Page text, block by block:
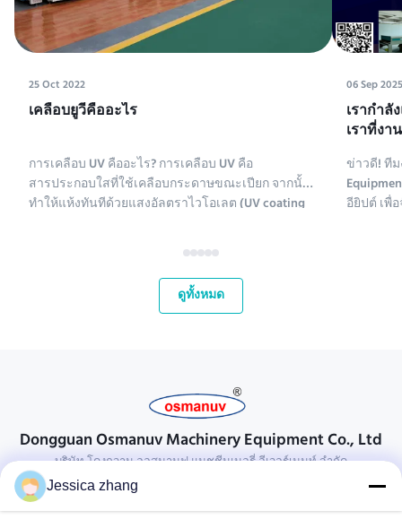
25 Oct 2022
เคลือบยูวีคืออะไร
การเคลือบ UV คืออะไร? การเคลือบ UV คือ
สารประกอบใสที่ใช้เคลือบกระดาษขณะเปียก จากนั้น
ทำให้แห้งทันทีด้วยแสงอัลตราไวโอเลต (UV coating
ชนิดที่ใช้เคลือบกระดาษ สารเคมีเคลือบ UV ประกอบ
ด้วยโพลีเอทิลีน แคลเซียมคาร์บอเนต และคาโอลิไนต์
สารประกอบเหล่านี้จะถูกทำให้บริส...
06 Sep 2025
เรากํา
เราที่งา
2025
ข่าวดี! ทีม
อียิปต์ เพื่
ดูทั้งหมด
Dongguan Osmanuv Machinery Equipment Co., Ltd
บริษัท โดงกวาน ออสมานูฟ แมชชีนเนอรี่ อีเวอร์เมนท์ จํากัด
ติดต่อ
Jessica zhang